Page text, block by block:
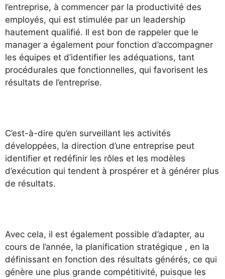
l’entreprise, à commencer par la productivité des
employés, qui est stimulée par un leadership
hautement qualifié. Il est bon de rappeler que le
manager a également pour fonction d’accompagner
les équipes et d’identifier les adéquations, tant
procédurales que fonctionnelles, qui favorisent les
résultats de l’entreprise.
C’est-à-dire qu’en surveillant les activités
développées, la direction d’une entreprise peut
identifier et redéfinir les rôles et les modèles
d’exécution qui tendent à prospérer et à générer plus
de résultats.
Avec cela, il est également possible d’adapter, au
cours de l’année, la planification stratégique , en la
définissant en fonction des résultats générés, ce qui
génère une plus grande compétitivité, puisque les